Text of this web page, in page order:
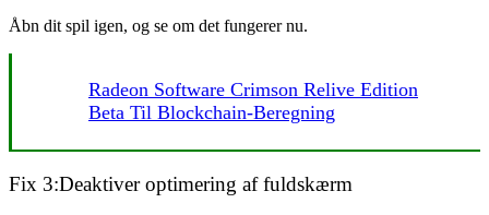
Åbn dit spil igen, og se om det fungerer nu.
Radeon Software Crimson Relive Edition
Beta Til Blockchain-Beregning
Fix 3:Deaktiver optimering af fuldskærm